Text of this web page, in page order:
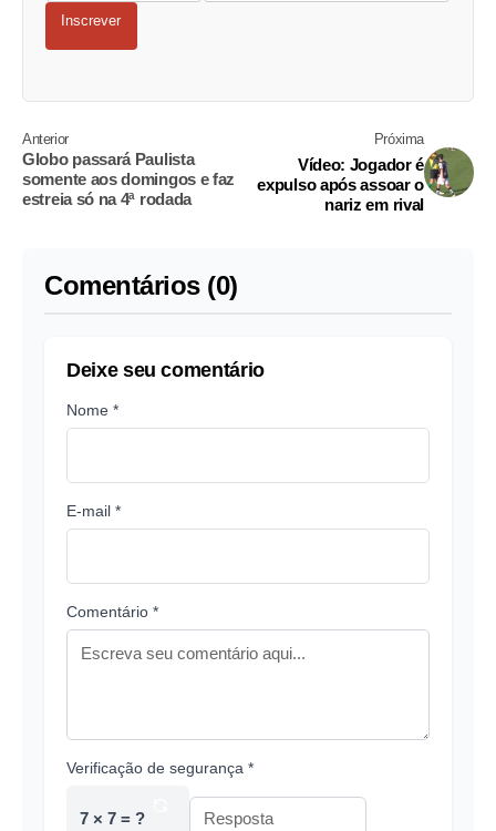
Inscrever
Anterior
Globo passará Paulista
somente aos domingos e faz
estreia só na 4ª rodada
Próxima
Vídeo: Jogador é
expulso após assoar o
nariz em rival
Comentários (0)
Deixe seu comentário
Nome *
E-mail *
Comentário *
Verificação de segurança *
7 × 7 = ?